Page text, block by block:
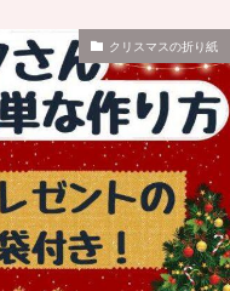
クリスマスの折り紙